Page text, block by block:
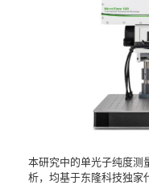
本研究中的单光子纯度测
析，均基于东隆科技独家